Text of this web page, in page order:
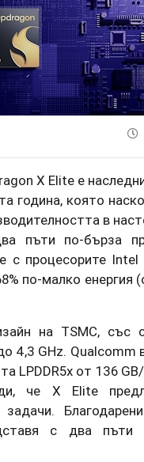
X Elite е
година, която
в
пъти по-бърза
с процесорите
по-малко енергия
на TSMC, със
4,3 GHz.
LPDDR5x от 136
че X Elite
с два пъти